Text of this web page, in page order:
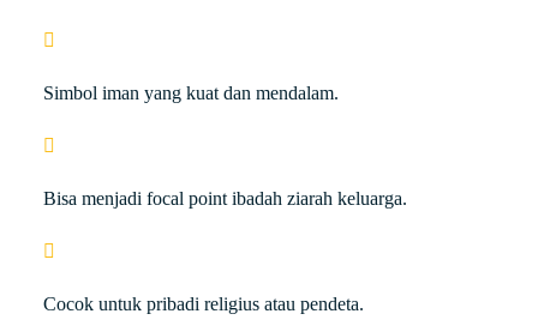
Simbol iman yang kuat dan mendalam.
Bisa menjadi focal point ibadah ziarah keluarga.
Cocok untuk pribadi religius atau pendeta.